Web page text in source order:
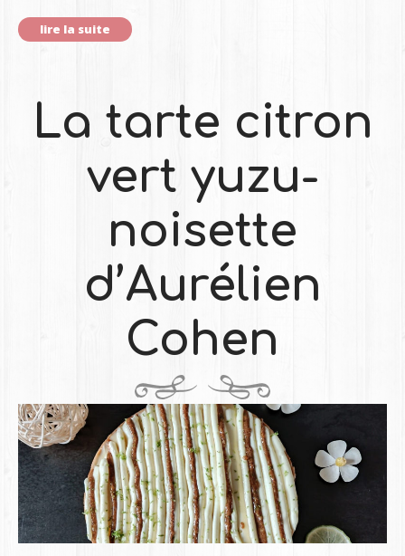
lire la suite
La tarte citron
vert yuzu-
noisette
d’Aurélien
Cohen